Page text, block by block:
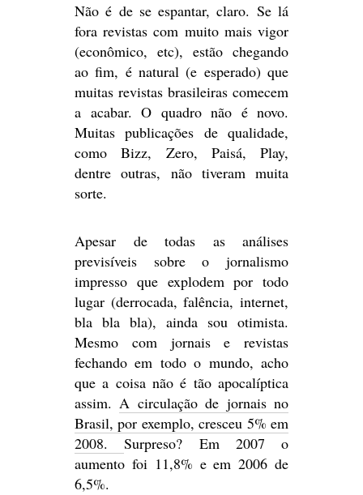
Não é de se espantar, claro. Se lá
fora revistas com muito mais vigor
(econômico, etc), estão chegando
ao fim, é natural (e esperado) que
muitas revistas brasileiras comecem
a acabar. O quadro não é novo.
Muitas publicações de qualidade,
como Bizz, Zero, Paisá, Play,
dentre outras, não tiveram muita
sorte.
Apesar de todas as análises
previsíveis sobre o jornalismo
impresso que explodem por todo
lugar (derrocada, falência, internet,
bla bla bla), ainda sou otimista.
Mesmo com jornais e revistas
fechando em todo o mundo, acho
que a coisa não é tão apocalíptica
assim.A circulação de jornais no
Brasil, por exemplo, cresceu 5% em
2008.Surpreso? Em 2007 o
aumento foi 11,8% e em 2006 de
6,5%.